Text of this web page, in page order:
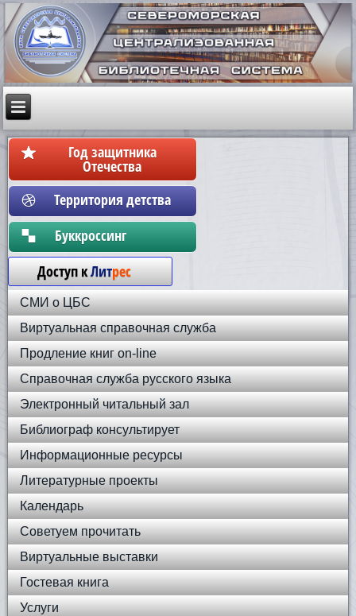
Год защитника
Отечества
Территория детства
Бyккpoccинг
Доступ кЛитрес
СМИ о ЦБС
Виртуальная справочная служба
Продление книг on-line
Справочная служба русского языка
Электронный читальный зал
Библиограф консультирует
Информационные ресурсы
Литературные проекты
Календарь
Советуем прочитать
Виртуальные выставки
Гостевая книга
Услуги